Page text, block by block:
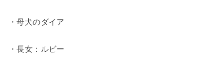
・母犬のダイア
・長女：ルビー